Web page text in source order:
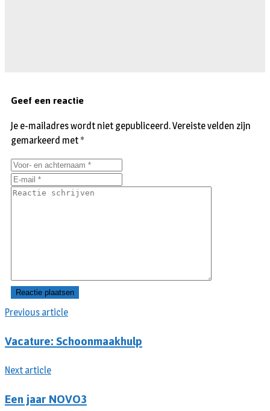
Previous article
Vacature: Schoonmaakhulp
Next article
Een jaar NOVO3
Geef een reactie
Je e-mailadres wordt niet gepubliceerd.Vereiste velden zijn
gemarkeerd met *